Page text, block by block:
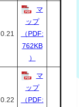
0.21
マ
ップ
（PDF:
762KB
）
0.22
マ
ップ
（PDF: